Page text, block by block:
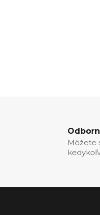
Môžete